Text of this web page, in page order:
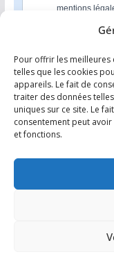
Pour offrir les meilleures
telles que les cookies
appareils. Le fait de
traiter des données
uniques sur ce site. Le
consentement peut
et fonctions.
mentions
moment en
Nous
seront